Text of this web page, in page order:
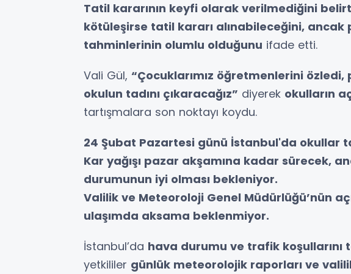
Tatil kararının keyfi olarak verilmediğini
kötüleşirse tatil kararı alınabileceğini,
tahminlerinin olumlu olduğunu ifade etti.
Vali Gül, “Çocuklarımız öğretmenlerini
okulun tadını çıkaracağız” diyerek okulların
tartışmalara son noktayı koydu.
24 Şubat Pazartesi günü İstanbul'da okullar
Kar yağışı pazar akşamına kadar sürecek,
durumunun iyi olması bekleniyor.
Valilik ve Meteoroloji Genel Müdürlüğü’nün
ulaşımda aksama beklenmiyor.
İstanbul’da hava durumu ve trafik koşullarını
yetkililer günlük meteorolojik raporları ve